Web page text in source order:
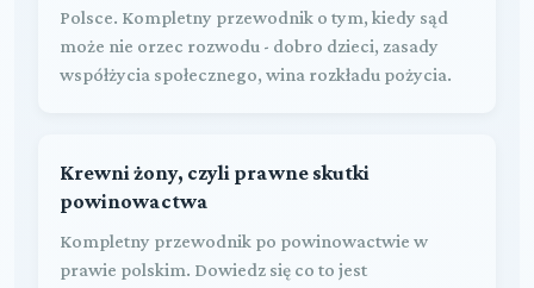
Polsce. Kompletny przewodnik o tym, kiedy sąd
może nie orzec rozwodu - dobro dzieci, zasady
współżycia społecznego, wina rozkładu pożycia.
Krewni żony, czyli prawne skutki
powinowactwa
Kompletny przewodnik po powinowactwie w
prawie polskim. Dowiedz się co to jest